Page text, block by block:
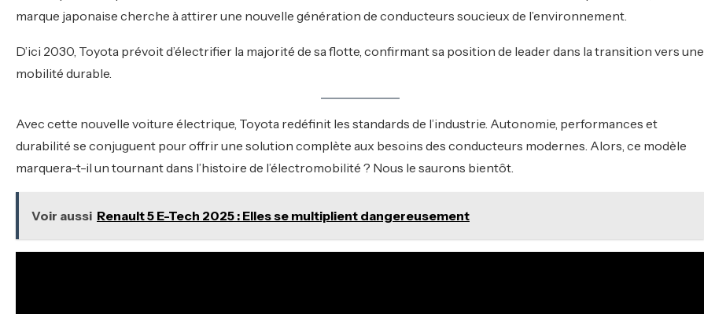
marque japonaise cherche à attirer une nouvelle génération de conducteurs soucieux de l’environnement.
D’ici 2030, Toyota prévoit d’électrifier la majorité de sa flotte, confirmant sa position de leader dans la transition vers une
mobilité durable.
Avec cette nouvelle voiture électrique, Toyota redéfinit les standards de l’industrie. Autonomie, performances et
durabilité se conjuguent pour offrir une solution complète aux besoins des conducteurs modernes. Alors, ce modèle
marquera-t-il un tournant dans l’histoire de l’électromobilité ? Nous le saurons bientôt.
Voir aussi Renault 5 E-Tech 2025 : Elles se multiplient dangereusement